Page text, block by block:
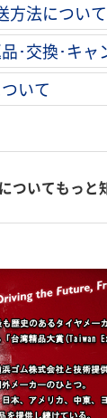
方法について
･交換･キャ
いて
ついてもっと